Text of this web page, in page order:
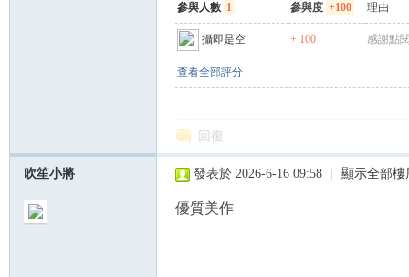
參與人數 1 參與度 +100 理由
攝即是空 + 100 感謝點
查看全部評分
回復
吹笙小將 發表於 2026-6-16 09:58 顯示全部樓
優質美作